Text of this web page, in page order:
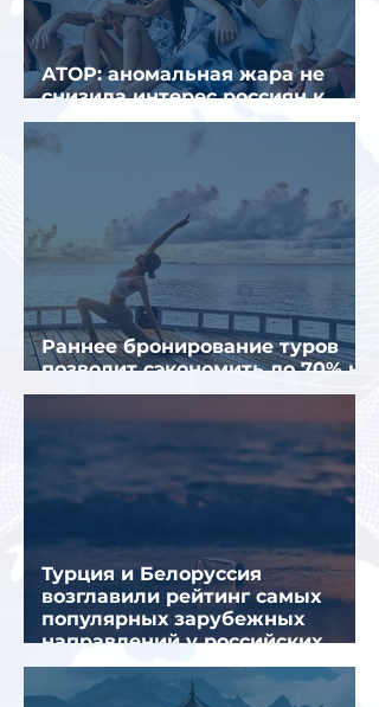
АТОР: аномальная жара не
снизила интерес россиян к
летнему отдыху в Европе
Раннее бронирование туров
позволит сэкономить до 70% на
летнем отдыхе — АТОР
Турция и Белоруссия
возглавили рейтинг самых
популярных зарубежных
направлений у российских
туристов летом